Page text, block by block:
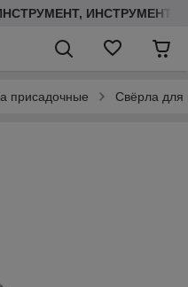
ИНСТРУМЕНТ
присадочные Свёрла для